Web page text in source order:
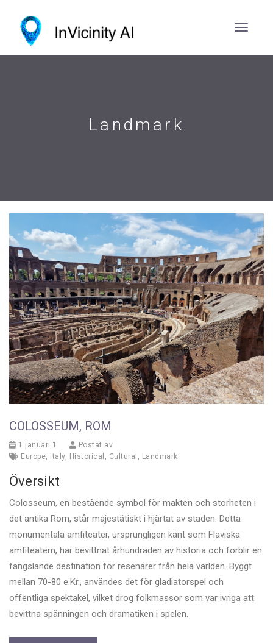
Landmark
COLOSSEUM, ROM
1 januari 1
Postat av
Europe, Italy, Historical , Cultural , Landmark
Översikt
Colosseum, en bestående symbol för makten och storheten i
det antika Rom, står majestätiskt i hjärtat av staden. Detta
monumentala amfiteater, ursprungligen känt som Flaviska
amfiteatern, har bevittnat århundraden av historia och förblir en
fängslande destination för resenärer från hela världen. Byggt
mellan 70-80 e.Kr., användes det för gladiatorspel och
offentliga spektakel, vilket drog folkmassor som var ivriga att
bevittna spänningen och dramatiken i spelen.